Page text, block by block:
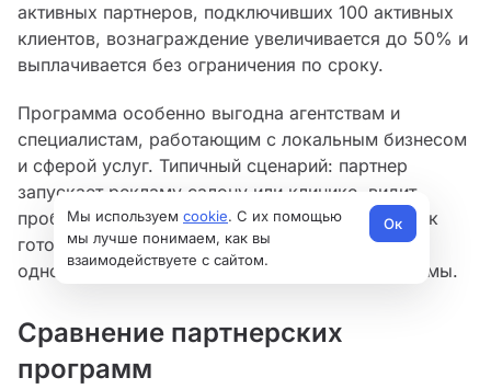
Мы используем cookie. С их помощью
мы лучше понимаем, как вы
взаимодействуете с сайтом.
Ок
активных партнеров, подключивших 100 активных
клиентов, вознаграждение увеличивается до 50% и
выплачивается без ограничения по сроку.
Программа особенно выгодна агентствам и
специалистам, работающим с локальным бизнесом
и сферой услуг. Типичный сценарий: партнер
запускает рекламу салону или клинике, видит
проблему с записью и предлагает YCLIENTS как
готовое решение — получает комиссию и
одновременно повышает эффективность рекламы.
Сравнение партнерских
программ